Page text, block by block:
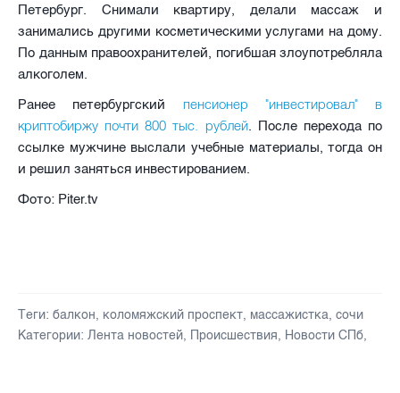
Петербург. Снимали квартиру, делали массаж и
занимались другими косметическими услугами на дому.
По данным правоохранителей, погибшая злоупотребляла
алкоголем.
Ранее петербургский пенсионер "инвестировал" в
криптобиржу почти 800 тыс. рублей. После перехода по
ссылке мужчине выслали учебные материалы, тогда он
и решил заняться инвестированием.
Фото: Piter.tv
Теги: балкон, коломяжский проспект, массажистка, сочи
Категории: Лента новостей, Происшествия, Новости СПб,